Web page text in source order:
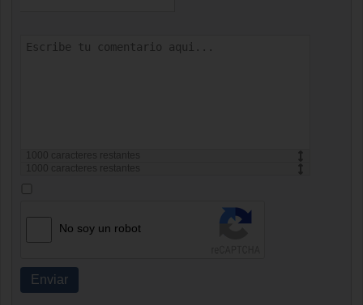
1000
caracteres restantes
1000
caracteres restantes
No soy un robot
Enviar